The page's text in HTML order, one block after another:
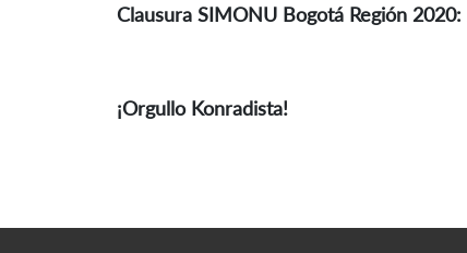
Clausura SIMONU Bogotá Región 2020:
¡Orgullo Konradista!